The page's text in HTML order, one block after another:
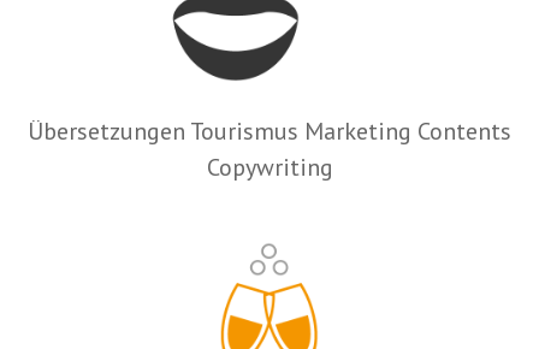
Übersetzungen Tourismus Marketing Contents
Copywriting